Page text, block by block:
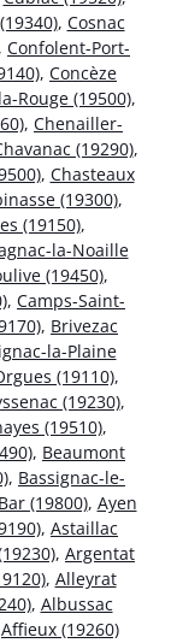
, Cosnac
, Confolent-Port-
, Concèze
Rouge (19500),
, Chenailler-
(19290),
, Chasteaux
(19300),
(19150),
la-Noaille
(19450),
, Camps-Saint-
, Brivezac
la-Plaine
(19110),
(19230),
(19510),
, Beaumont
, Bassignac-le-
Bar (19800), Ayen
, Astaillac
, Argentat
, Alleyrat
, Albussac
Affieux (19260)